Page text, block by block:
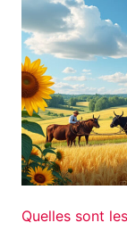
Quelles sont